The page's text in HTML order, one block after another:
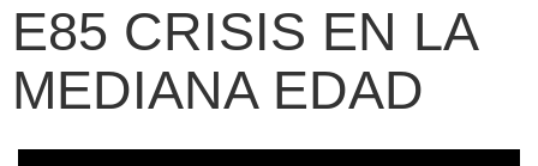
E85 CRISIS EN LA
MEDIANA EDAD